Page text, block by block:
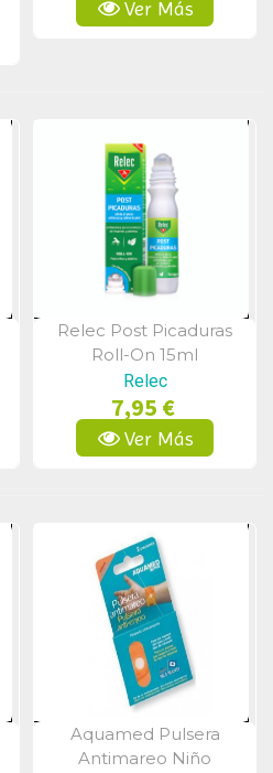
Ver Más
Vista Rápida
Relec Post Picaduras
Roll-On 15ml
Relec
7,95 €
Ver Más
Vista Rápida
Aquamed Pulsera
Antimareo Niño